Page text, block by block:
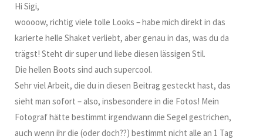
Hi Sigi,
woooow, richtig viele tolle Looks – habe mich direkt in das
karierte helle Shaket verliebt, aber genau in das, was du da
trägst! Steht dir super und liebe diesen lässigen Stil.
Die hellen Boots sind auch supercool.
Sehr viel Arbeit, die du in diesen Beitrag gesteckt hast, das
sieht man sofort – also, insbesondere in die Fotos! Mein
Fotograf hätte bestimmt irgendwann die Segel gestrichen,
auch wenn ihr die (oder doch??) bestimmt nicht alle an 1 Tag